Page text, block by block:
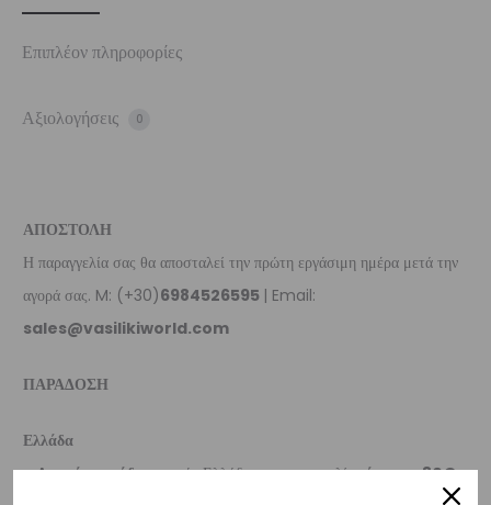
Επιπλέον πληροφορίες
Αξιολογήσεις 0
ΑΠΟΣΤΟΛΗ
Η παραγγελία σας θα αποσταλεί την πρώτη εργάσιμη ημέρα μετά την
αγορά σας. M: (+30)6984526595 | Email:
sales@vasilikiworld.com
ΠΑΡΑΔΟΣΗ
Ελλάδα
–Δωρεάν παράδοσηεντός Ελλάδας για παραγγελίεςάνω των 80€.